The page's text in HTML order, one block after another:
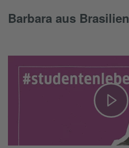
Barbara aus Brasilien